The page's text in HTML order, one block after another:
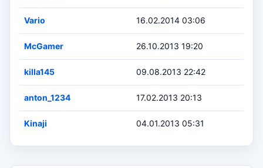
Vario 16.02.2014 03:06
McGamer 26.10.2013 19:20
killa145 09.08.2013 22:42
anton_1234 17.02.2013 20:13
Kinaji 04.01.2013 05:31